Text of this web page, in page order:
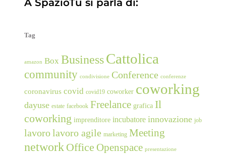
A SpazioTu si parla di:
Tag
amazon Box BusinessCattolica
community condivisione Conference conferenze
coronavirus covid covid19 coworker coworking
dayuse estate facebook Freelance grafica Il
coworking imprenditore incubatore innovazione job
lavorolavoro agile marketing Meeting
network Office Openspace presentazione